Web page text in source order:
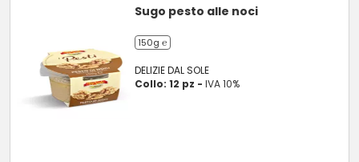
Sugo pesto alle noci
150g ℮
DELIZIE DAL SOLE
Collo: 12 pz -IVA 10%